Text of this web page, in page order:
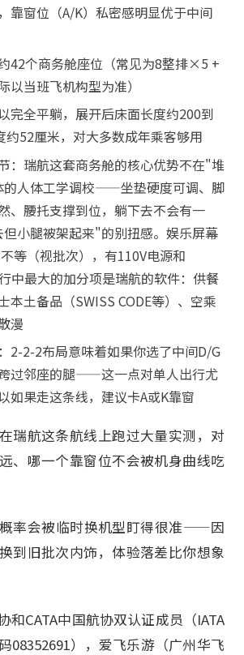
靠窗位（A/K）私密感明显优于中间
42个商务舱座位（常见为8整排×5 +
以当班飞机构型为准）
完全平躺，展开后床面长度约200到
约52厘米，对大多数成年乘客够用
：瑞航这套商务舱的核心优势不在"堆
的人体工学调校——坐垫硬度可调、脚
、腰托支撑到位，躺下去不会有一
小腿被架起来"的别扭感。娱乐屏幕
等（视批次），有110V电源和
中最大的加分项是瑞航的软件：供餐
本土备品（SWISS CODE等）、空乘
漫
2-2-2布局意味着如果你选了中间D/G
过邻座的腿——这一点对单人出行尤
如果走这条线，建议卡A或K靠窗
瑞航这条航线上跑过大量实测，对
、哪一个靠窗位不会被机身曲线吃
率会被临时换机型盯得很准——因
到旧批次内饰，体验落差比你想象
和CATA中国航协双认证成员（IATA
08352691），爱飞乐游（广州华飞